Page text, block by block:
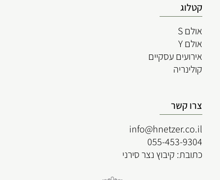
קטלוג
אולם S
אולם Y
אירועים עסקיים
קולינריה
צרו קשר
info@hnetzer.co.il
055-453-9304
כתובת: קיבוץ נצר סירני